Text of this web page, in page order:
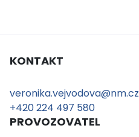
KONTAKT
veronika.vejvodova@nm.cz
+420 224 497 580
PROVOZOVATEL